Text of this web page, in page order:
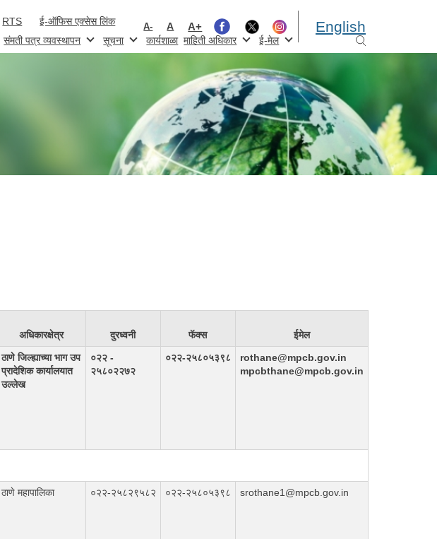
RTS ई-ऑफिस एक्सेस लिंक A- A A+ English
संमती पत्र व्यवस्थापन सूचना कार्यशाळा माहिती अधिकार ई-मेल
अधिकारक्षेत्र दुरध्वनी फॅक्स
ईमेल
ठाणे जिल्ह्याच्या भाग उप
प्रादेशिक कार्यालयात
उल्लेख
०२२ -
२५८०२२७२
०२२-२५८०५३९८
rothane@mpcb.gov.in
mpcbthane@mpcb.gov.in
ठाणे महापालिका ०२२-२५८२९५८२ ०२२-२५८०५३९८ srothane1@mpcb.gov.in